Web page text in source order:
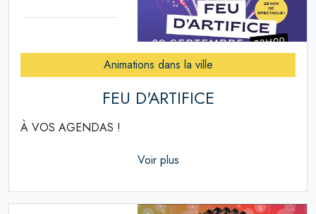
Animations dans la ville
FEU D'ARTIFICE
À VOS AGENDAS !
Voir plus